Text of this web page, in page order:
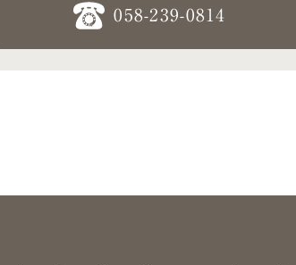
058-239-0814